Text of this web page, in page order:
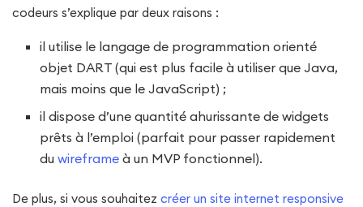
codeurs s’explique par deux raisons :
il utilise le langage de programmation orienté
objet DART (qui est plus facile à utiliser que Java,
mais moins que le JavaScript) ;
il dispose d’une quantité ahurissante de widgets
prêts à l’emploi (parfait pour passer rapidement
duwireframe à un MVP fonctionnel).
De plus, si vous souhaitez créer un site internet responsive